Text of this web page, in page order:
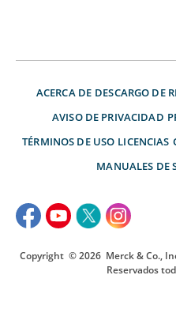
ACERCA DE DESCARGO DE
AVISO DE PRIVACIDAD
TÉRMINOS DE USO LICENCIAS
MANUALES DE
Copyright © 2026 Merck & Co.,
Reservados